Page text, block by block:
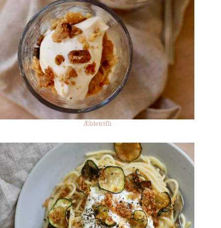
Æbletrifli